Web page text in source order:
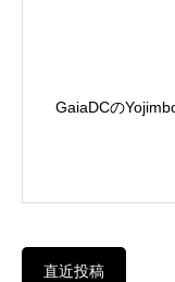
GaiaDCの
直近投稿